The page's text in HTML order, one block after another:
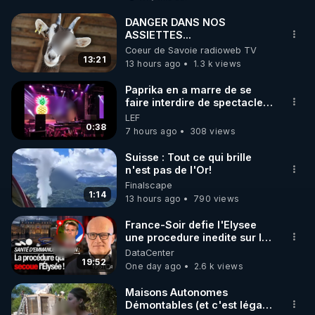
🌱 INSTAGRAM
https://www.instagram.com/rdlr_thierrycasasnovas/
http://rgnr.li/instagram
🌱 LA NEWSLETTER
Pour ne pas rater l’actualité RGNR (stages,
http://rgnr.li/news
🌱 VIDÉOS NON CENSURÉES SUR ODYSEE
Toutes les vidéos Youtube sont aussi sur la
http://rgnr.li/odysee
🌱 LES STAGES EN PRÉSENTIEL
13:21
DANGER DANS NOS
ASSIETTES...
Coeur de Savoie radioweb TV
13 hours ago
1.3 k views
0:38
Paprika en a marre de se
faire interdire de spectacle.
Elle décide donc de devenir
DJ !
LEF
7 hours ago
308 views
1:14
Suisse : Tout ce qui brille
n'est pas de l'Or!
Finalscape
13 hours ago
790 views
19:52
France-Soir defie l'Elysee
une procedure inedite sur la
sante du president - Nexus
DataCenter
One day ago
2.6 k views
Maisons Autonomes
Démontables (et c'est légal).